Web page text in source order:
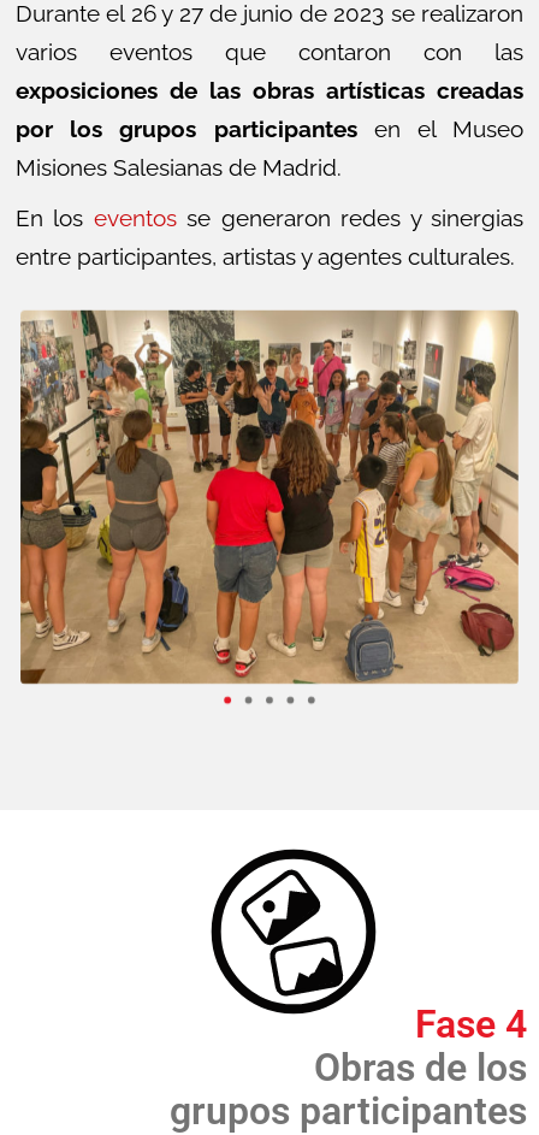
Durante el 26 y 27 de junio de 2023 se realizaron
varios eventos que contaron con las
exposiciones de las obras artísticas creadas
por los grupos participantesen el Museo
Misiones Salesianas de Madrid.
En los eventosse generaron redes y sinergias
entre participantes, artistas y agentes culturales.
Fase 4
Obras de los
grupos participantes